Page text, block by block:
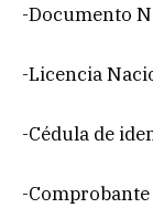
-Documento
-Licencia
-Cédula de
-